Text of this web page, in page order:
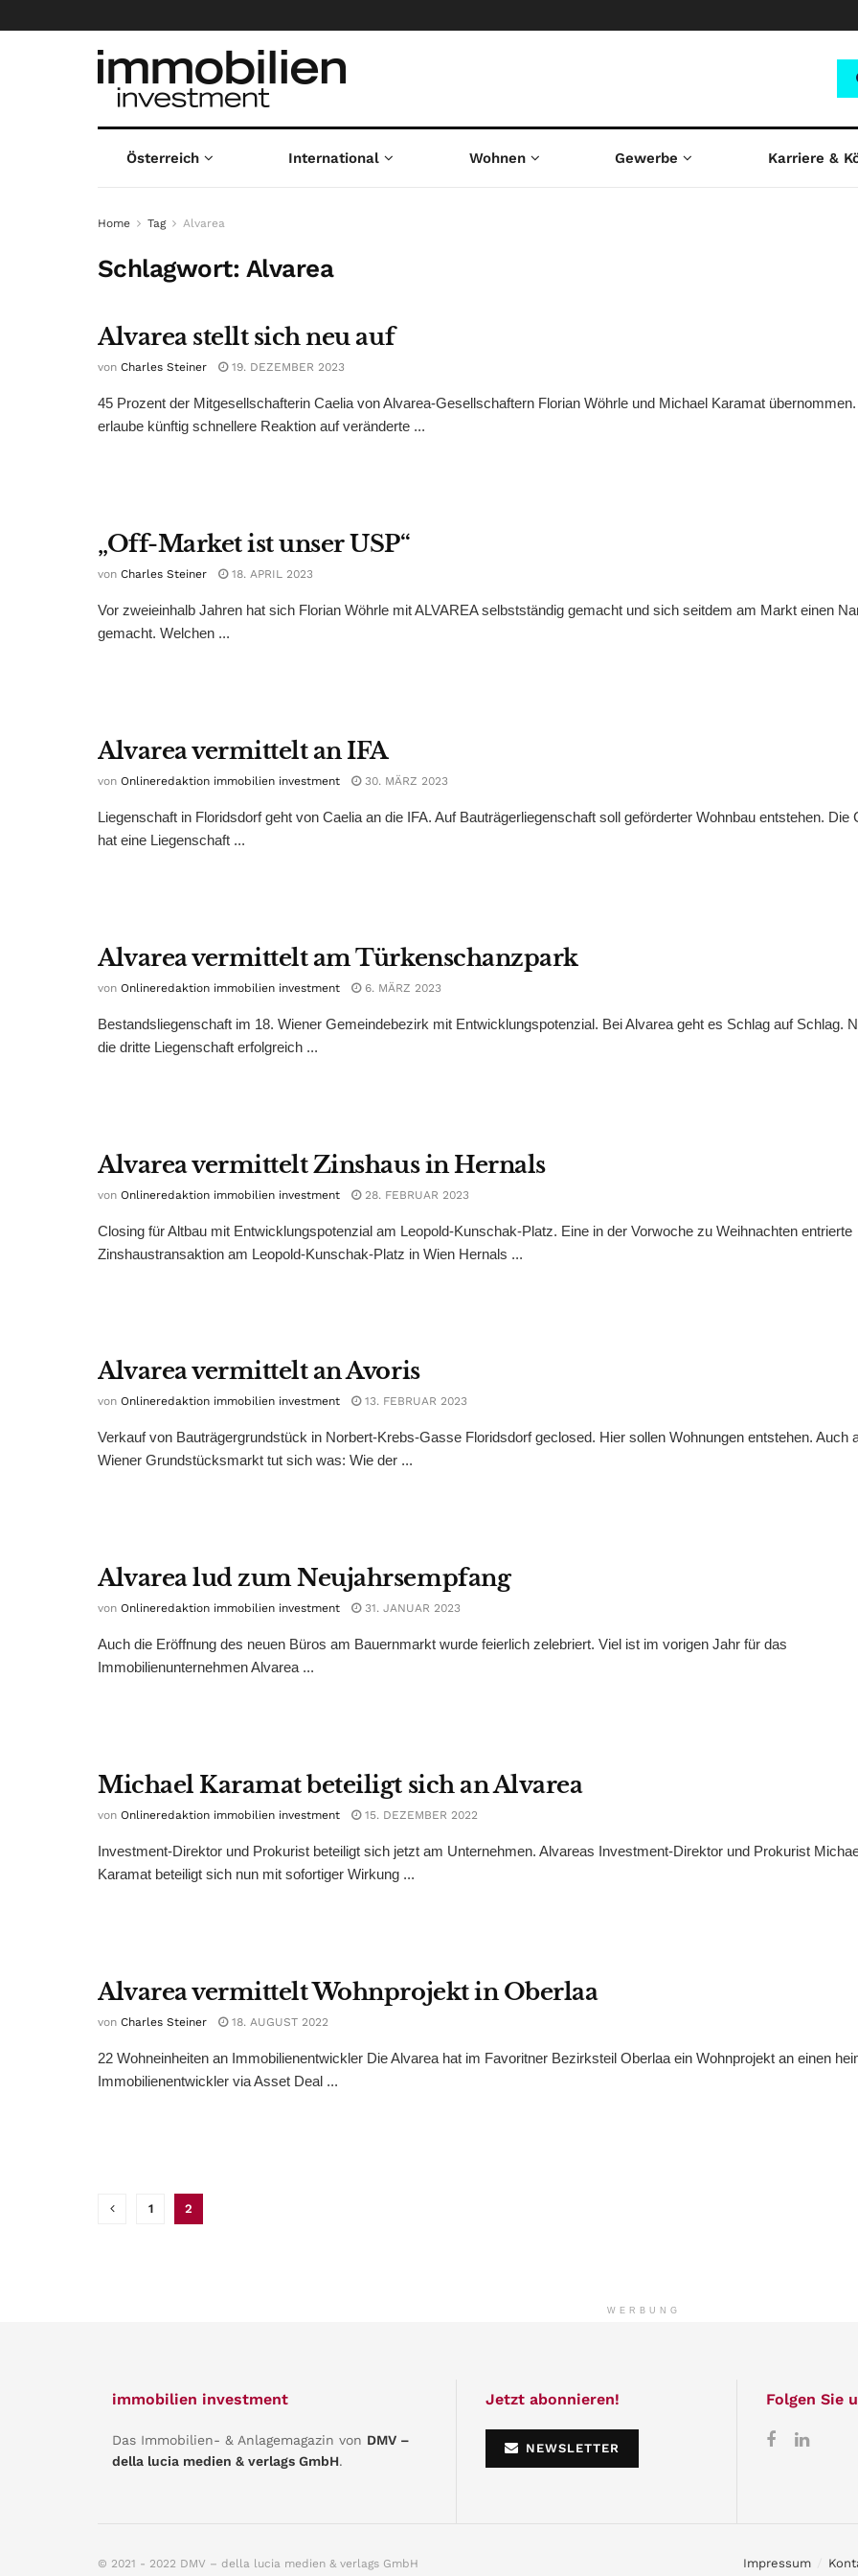
Österreich International Wohnen Gewerbe Karriere &
Home Tag Alvarea
Schlagwort: Alvarea
Alvarea stellt sich neu auf
von Charles Steiner 19. DEZEMBER 2023
45 Prozent der Mitgesellschafterin Caelia von Alvarea-Gesellschaftern Florian Wöhrle und Michael Karamat
erlaube künftig schnellere Reaktion auf veränderte ...
„Off-Market ist unser USP“
von Charles Steiner 18. APRIL 2023
Vor zweieinhalb Jahren hat sich Florian Wöhrle mit ALVAREA selbstständig gemacht und sich seitdem am Markt einen
gemacht. Welchen ...
Alvarea vermittelt an IFA
von Onlineredaktion immobilien investment 30. MÄRZ 2023
Liegenschaft in Floridsdorf geht von Caelia an die IFA. Auf Bauträgerliegenschaft soll geförderter Wohnbau entstehen. Die
hat eine Liegenschaft ...
Alvarea vermittelt am Türkenschanzpark
von Onlineredaktion immobilien investment 6. MÄRZ 2023
Bestandsliegenschaft im 18. Wiener Gemeindebezirk mit Entwicklungspotenzial. Bei Alvarea geht es Schlag auf Schlag.
die dritte Liegenschaft erfolgreich ...
Alvarea vermittelt Zinshaus in Hernals
von Onlineredaktion immobilien investment 28. FEBRUAR 2023
Closing für Altbau mit Entwicklungspotenzial am Leopold-Kunschak-Platz. Eine in der Vorwoche zu Weihnachten entrierte
Zinshaustransaktion am Leopold-Kunschak-Platz in Wien Hernals ...
Alvarea vermittelt an Avoris
von Onlineredaktion immobilien investment 13. FEBRUAR 2023
Verkauf von Bauträgergrundstück in Norbert-Krebs-Gasse Floridsdorf geclosed. Hier sollen Wohnungen entstehen. Auch
Wiener Grundstücksmarkt tut sich was: Wie der ...
Alvarea lud zum Neujahrsempfang
von Onlineredaktion immobilien investment 31. JANUAR 2023
Auch die Eröffnung des neuen Büros am Bauernmarkt wurde feierlich zelebriert. Viel ist im vorigen Jahr für das
Immobilienunternehmen Alvarea ...
Michael Karamat beteiligt sich an Alvarea
von Onlineredaktion immobilien investment 15. DEZEMBER 2022
Investment-Direktor und Prokurist beteiligt sich jetzt am Unternehmen. Alvareas Investment-Direktor und Prokurist
Karamat beteiligt sich nun mit sofortiger Wirkung ...
Alvarea vermittelt Wohnprojekt in Oberlaa
von Charles Steiner 18. AUGUST 2022
22 Wohneinheiten an Immobilienentwickler Die Alvarea hat im Favoritner Bezirksteil Oberlaa ein Wohnprojekt an einen
Immobilienentwickler via Asset Deal ...
1 2
WERBUNG
immobilien investment
Das Immobilien- & Anlagemagazin von DMV –
della lucia medien & verlags GmbH.
Jetzt abonnieren!
NEWSLETTER
Folgen Sie
Impressum
© 2021 - 2022 DMV – della lucia medien & verlags GmbH